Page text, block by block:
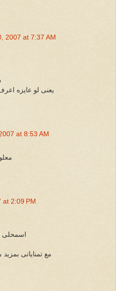
2007 at 7:37 AM
يعنى لو عايزه
at 8:53 AM
at 2:09 PM
اسمحلى
مع تمناياتى